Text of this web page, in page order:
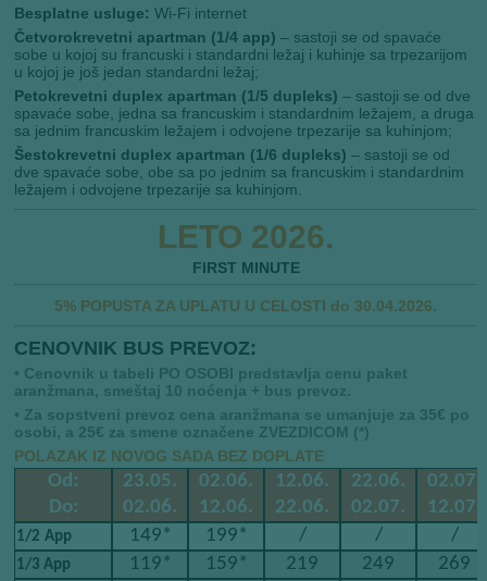
Besplatne usluge:Wi-Fi internet
Četvorokrevetni apartman (1/4 app) – sastoji se od spavaće
sobe u kojoj su francuski i standardni ležaj i kuhinje sa trpezarijom
u kojoj je još jedan standardni ležaj;
Petokrevetni duplex apartman (1/5 dupleks) – sastoji se od dve
spavaće sobe, jedna sa francuskim i standardnim ležajem, a druga
sa jednim francuskim ležajem i odvojene trpezarije sa kuhinjom;
Šestokrevetni duplex apartman (1/6 dupleks) – sastoji se od
dve spavaće sobe, obe sa po jednim sa francuskim i standardnim
ležajem i odvojene trpezarije sa kuhinjom.
LETO 2026.
FIRST MINUTE
5% POPUSTA ZA UPLATU U CELOSTI do 30.04.2026.
CENOVNIK BUS PREVOZ:
• Cenovnik u tabeli PO OSOBI predstavlja cenu paket
aranžmana, smeštaj 10 noćenja + bus prevoz.
• Za sopstveni prevoz cena aranžmana se umanjuje za 35€ po
osobi, a 25€ za smene označene ZVEZDICOM (*)
POLAZAK IZ NOVOG SADA BEZ DOPLATE
Od:
Do:
23.05.
02.06.
02.06.
12.06.
12.06.
22.06.
22.06.
02.07.
02.07.
12.07.
1/2 ​​App 149* 199* / / /
1/3 App 119* 159* 219 249 269